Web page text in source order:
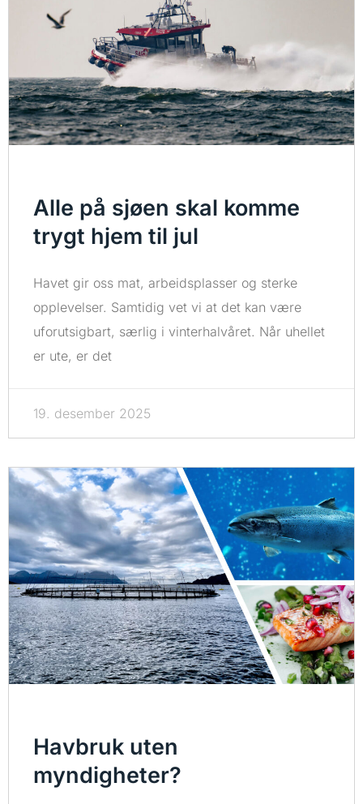
Alle på sjøen skal komme
trygt hjem til jul
Havet gir oss mat, arbeidsplasser og sterke
opplevelser. Samtidig vet vi at det kan være
uforutsigbart, særlig i vinterhalvåret. Når uhellet
er ute, er det
19. desember 2025
Havbruk uten
myndigheter?